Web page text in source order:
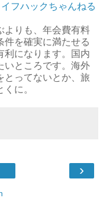
フハックちゃんねる
よりも、年会費有料
件を確実に満たせる
利になります。国内
いところです。海外
とってないとか、旅
に。
›